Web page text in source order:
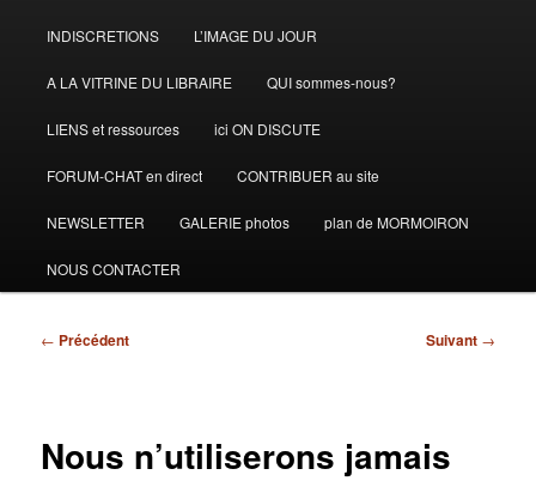
INDISCRETIONS L’IMAGE DU JOUR
A LA VITRINE DU LIBRAIRE QUI sommes-nous?
LIENS et ressources ici ON DISCUTE
FORUM-CHAT en direct CONTRIBUER au site
NEWSLETTER GALERIE photos plan de MORMOIRON
NOUS CONTACTER
Navigation
← Précédent Suivant →
Nous n’utiliserons jamais